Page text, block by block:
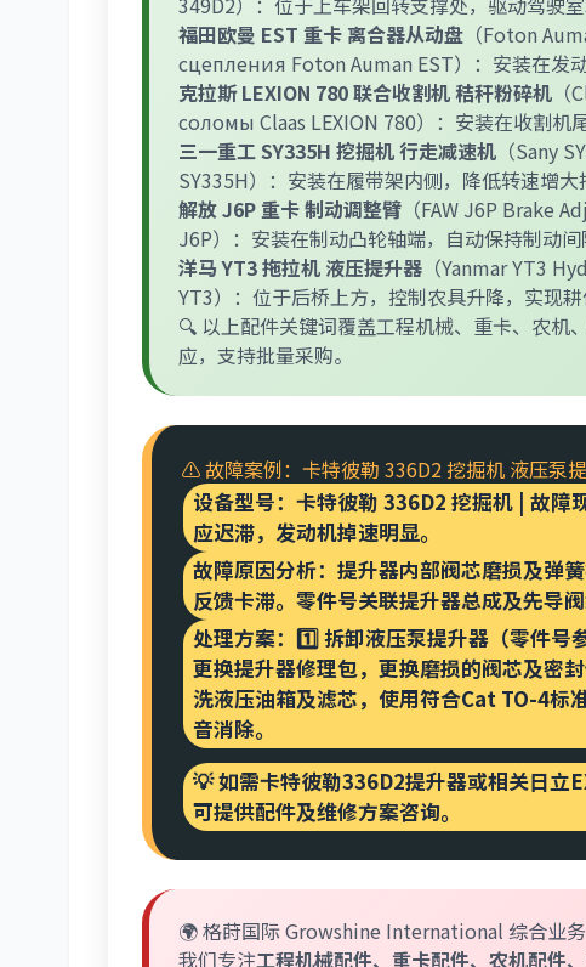
福田欧曼 EST 重卡 离合器从动盘 （Foton
сцепления Foton Auman EST）：安装在发
克拉斯 LEXION 780 联合收割机 秸秆粉碎机
соломы Claas LEXION 780）：安装在收割机
三一重工 SY335H 挖掘机 行走减速机 （Sany
SY335H）：安装在履带架内侧，降低转速增大
解放 J6P 重卡 制动调整臂 （FAW J6P Brake
J6P）：安装在制动凸轮轴端，自动保持制动间
洋马 YT3 拖拉机 液压提升器 （Yanmar YT3
YT3）：位于后桥上方，控制农具升降，实现耕
🔍 以上配件关键词覆盖工程机械、重卡、农机
应，支持批量采购。
⚠️ 故障案例：卡特彼勒 336D2 挖掘机 液压泵
设备型号： 卡特彼勒 336D2 挖掘机 | 故障
应迟滞，发动机掉速明显。
故障原因分析： 提升器内部阀芯磨损及弹
反馈卡滞。零件号关联提升器总成及先导阀
处理方案： 1️⃣ 拆卸液压泵提升器（零件号
更换提升器修理包，更换磨损的阀芯及密
洗液压油箱及滤芯，使用符合Cat TO-4标
音消除。
💡 如需卡特彼勒336D2提升器或相关日立
可提供配件及维修方案咨询。
🌍 格莳国际 Growshine International 综合业务
我们专注工程机械配件、重卡配件、农机配件